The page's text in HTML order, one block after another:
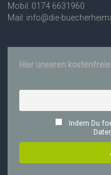
Mobil: 0174 6631960
Mail: info@die-
Hier unseren
Indem Du